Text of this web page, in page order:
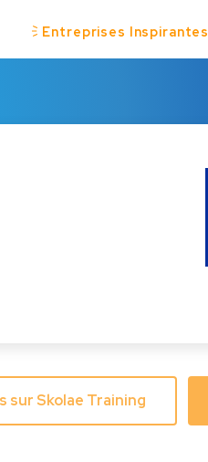
Entreprises Inspirantes
sur Skolae Training